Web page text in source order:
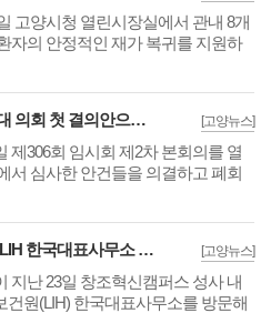
고양시청 열린시장실에서 관내 8개
자의 안정적인 재가 복귀를 지원하
[고양뉴스]
고양시의회, 제10대 의회 첫 결의안으로 '킨텍스 감사 해임 촉구' 후 임시회 폐회
제306회 임시회 제2차 본회의를 열
서 심사한 안건들을 의결하고 폐회
[고양뉴스]
민경선 고양시장, LIH 한국대표사무소 찾아 AI·바이오 국제공동연구 협력 강화
지난 23일 창조혁신캠퍼스 성사 내
건원(LIH) 한국대표사무소를 방문해